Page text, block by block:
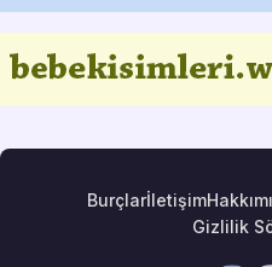
Burçlarİletişim
Gizlilik